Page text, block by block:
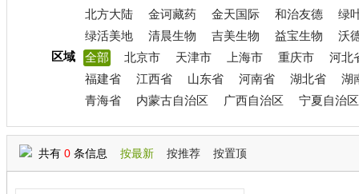
北方大陆
金诃藏药 金天国际 和治友德
绿
绿活美地
清晨生物 吉美生物 益宝生物
沃
区域
全部 北京市 天津市 上海市 重庆市
河北
福建省
江西省 山东省 河南省 湖北省
湖
青海省
内蒙古自治区 广西自治区 宁夏自治区
共有 0 条信息 按最新 按推荐 按置顶